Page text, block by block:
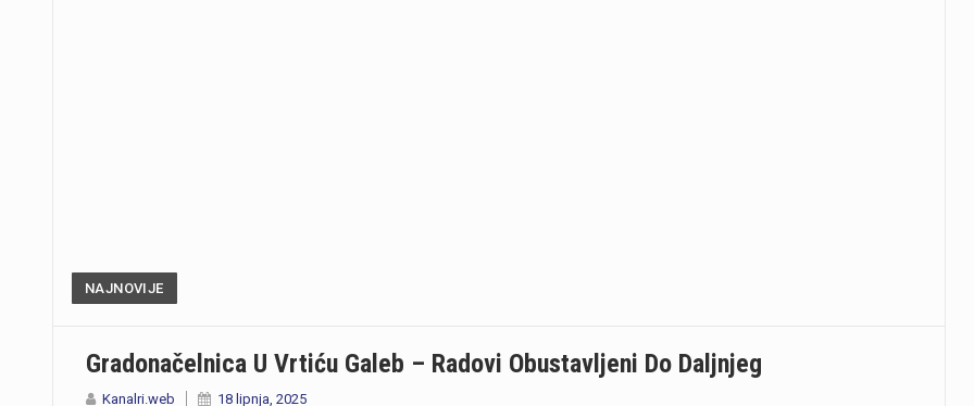
NAJNOVIJE
Gradonačelnica U Vrtiću Galeb – Radovi Obustavljeni Do Daljnjeg
Kanalri.web 18 lipnja, 2025